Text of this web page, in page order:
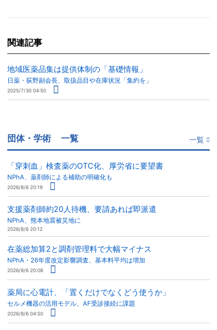
関連記事
地域医薬品集は提供体制の「基礎情報」
日薬・荻野副会長、取扱品目や在庫状況「集約を」
2025/7/30 04:50
団体・学術 一覧 一覧
「穿刺血」検査薬のOTC化、厚労省に要望書
NPhA、薬剤師による補助の明確化も
2026/8/6 20:19
支援薬剤師約20人待機、要請あれば即派遣
NPhA、熊本地震被災地に
2026/8/6 20:12
在薬総加算2と調剤管理料で大幅マイナス
NPhA・26年度改定影響調査、基本料平均は増加
2026/8/6 20:08
薬局に心電計、「置くだけでなくどう使うか」
セルメ機器の活用モデル、AF受診接続に課題
2026/8/6 04:50